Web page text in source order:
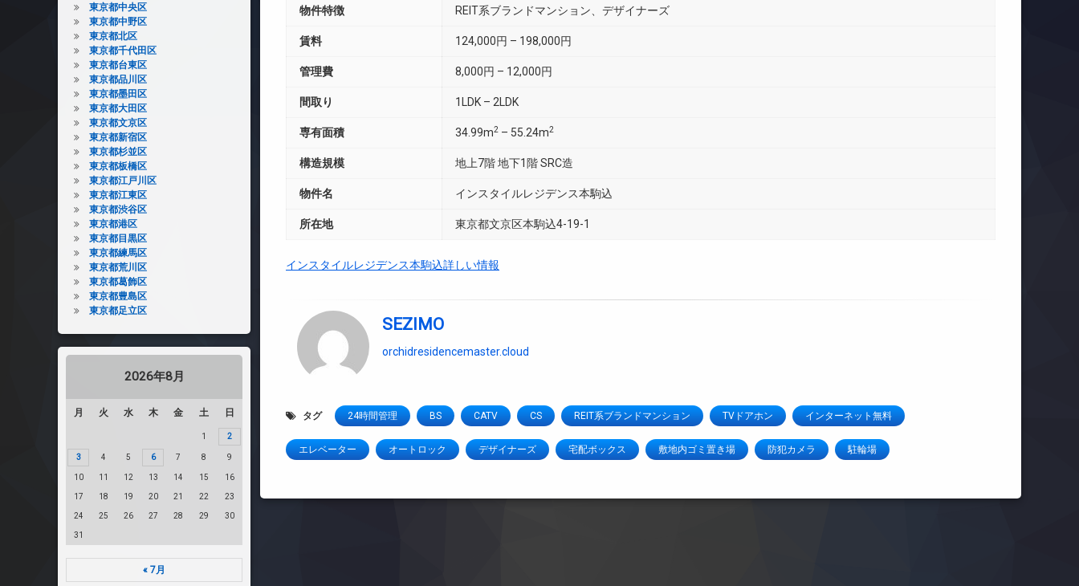
物件特徴 REIT系ブランドマンション、デザイナーズ
賃料 124,000円 – 198,000円
管理費 8,000円 – 12,000円
間取り 1LDK – 2LDK
専有面積 34.99m2 – 55.24m2
構造規模 地上7階 地下1階 SRC造
物件名 インスタイルレジデンス本駒込
所在地 東京都文京区本駒込4-19-1
インスタイルレジデンス本駒込詳しい情報
SEZIMO
orchidresidencemaster.cloud
タグ 24時間管理 BS CATV CS REIT系ブランドマンション TVドアホン インターネット無料
エレベーター オートロック デザイナーズ 宅配ボックス 敷地内ゴミ置き場 防犯カメラ 駐輪場
東京都中央区
東京都中野区
東京都北区
東京都千代田区
東京都台東区
東京都品川区
東京都墨田区
東京都大田区
東京都文京区
東京都新宿区
東京都杉並区
東京都板橋区
東京都江戸川区
東京都江東区
東京都渋谷区
東京都港区
東京都目黒区
東京都練馬区
東京都荒川区
東京都葛飾区
東京都豊島区
東京都足立区
2026年8月
月 火 水 木 金 土 日
1 2
3 4 5 6 7 8 9
10 11 12 13 14 15 16
17 18 19 20 21 22 23
24 25 26 27 28 29 30
31
« 7月